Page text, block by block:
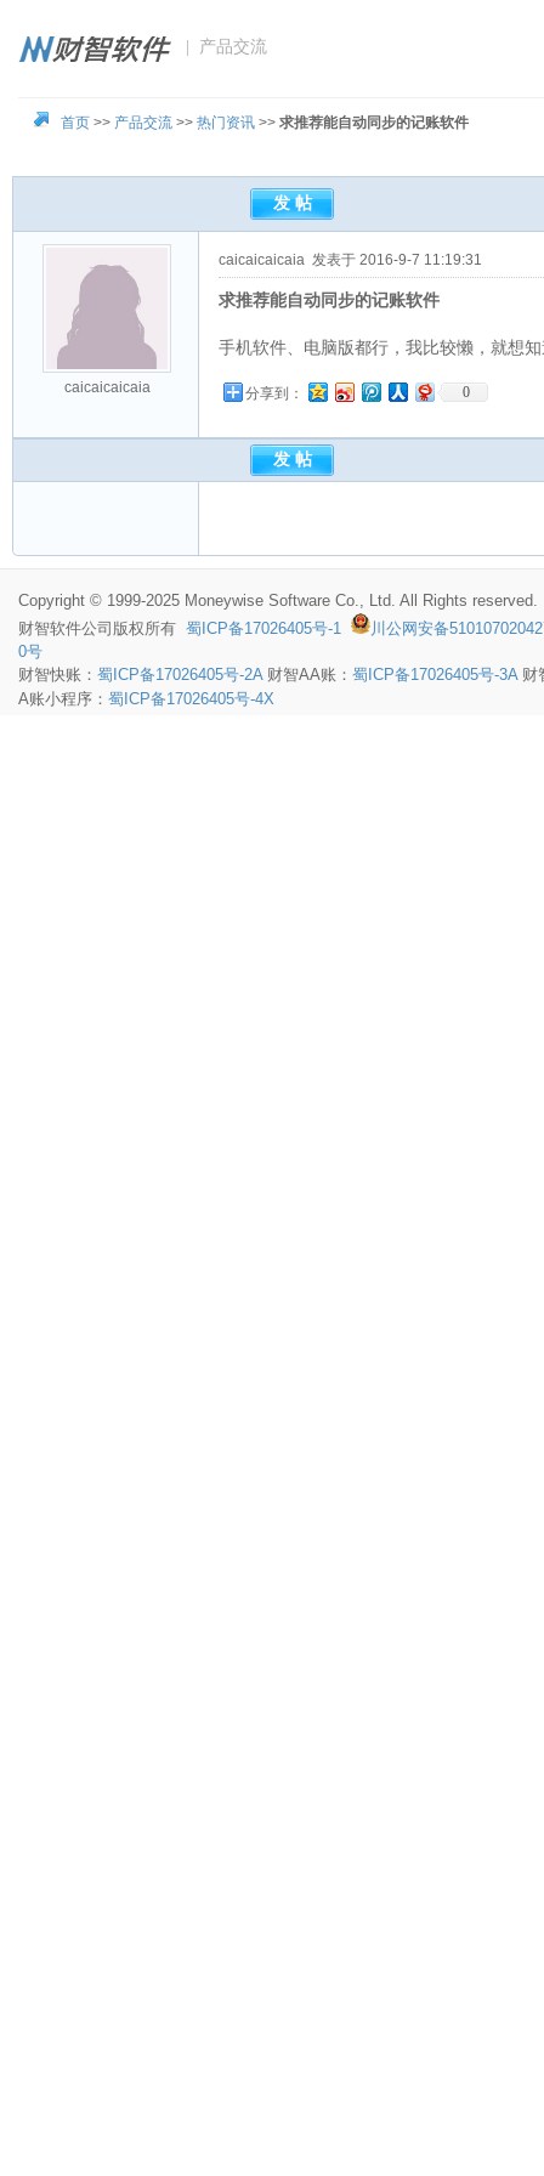
| 产品交流
首页 >> 产品交流 >> 热门资讯 >> 求推荐能自动同步的记账软件
caicaicaicaia
caicaicaicaia 发表于 2016-9-7 11:19:31
求推荐能自动同步的记账软件
手机软件、电脑版都行，我比较懒，就想
分享到： 0
Copyright © 1999-2025 Moneywise Software Co., Ltd. All Rights reserved.
财智软件公司版权所有 蜀ICP备17026405号-1
川公网安备
0号
财智快账： 蜀ICP备17026405号-2A财智AA账： 蜀ICP备17026405号-3A财
A账小程序： 蜀ICP备17026405号-4X